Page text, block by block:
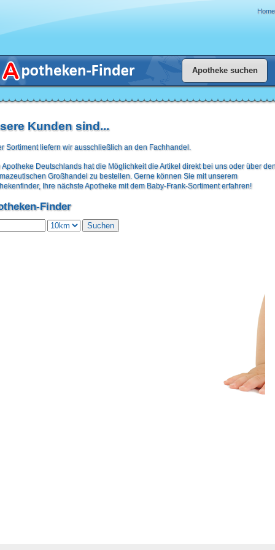
Home
Kunden sind...
Sortiment liefern wir ausschließlich an den Fachhandel.
Apotheke Deutschlands hat die Möglichkeit die Artikel direkt bei uns oder über
Großhandel zu bestellen. Gerne können Sie mit unserem
Ihre nächste Apotheke mit dem Baby-Frank-Sortiment erfahren!
Finder